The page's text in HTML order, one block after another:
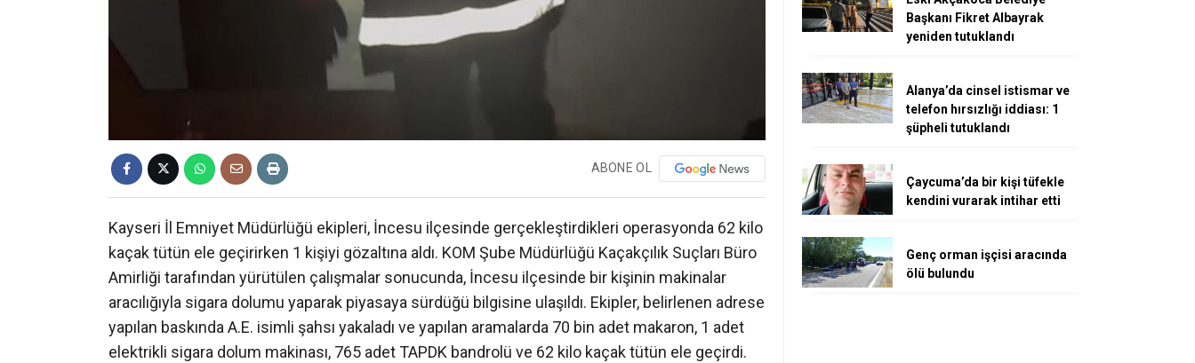
ABONE OL
Kayseri İl Emniyet Müdürlüğü ekipleri, İncesu ilçesinde gerçekleştirdikleri operasyonda 62 kilo
kaçak tütün ele geçirirken 1 kişiyi gözaltına aldı. KOM Şube Müdürlüğü Kaçakçılık Suçları Büro
Amirliği tarafından yürütülen çalışmalar sonucunda, İncesu ilçesinde bir kişinin makinalar
aracılığıyla sigara dolumu yaparak piyasaya sürdüğü bilgisine ulaşıldı. Ekipler, belirlenen adrese
yapılan baskında A.E. isimli şahsı yakaladı ve yapılan aramalarda 70 bin adet makaron, 1 adet
elektrikli sigara dolum makinası, 765 adet TAPDK bandrolü ve 62 kilo kaçak tütün ele geçirdi.
Başkanı Fikret Albayrak
yeniden tutuklandı
Alanya’da cinsel istismar ve
telefon hırsızlığı iddiası: 1
şüpheli tutuklandı
Çaycuma’da bir kişi tüfekle
kendini vurarak intihar etti
Genç orman işçisi aracında
ölü bulundu